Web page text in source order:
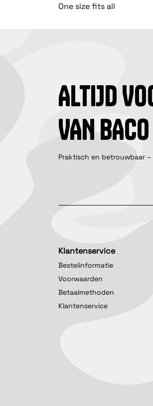
One size fits all
ALTIJD
VAN
Praktisch en betrouwbaar
Klantenservice
Bestelinformatie
Voorwaarden
Betaalmethoden
Klantenservice